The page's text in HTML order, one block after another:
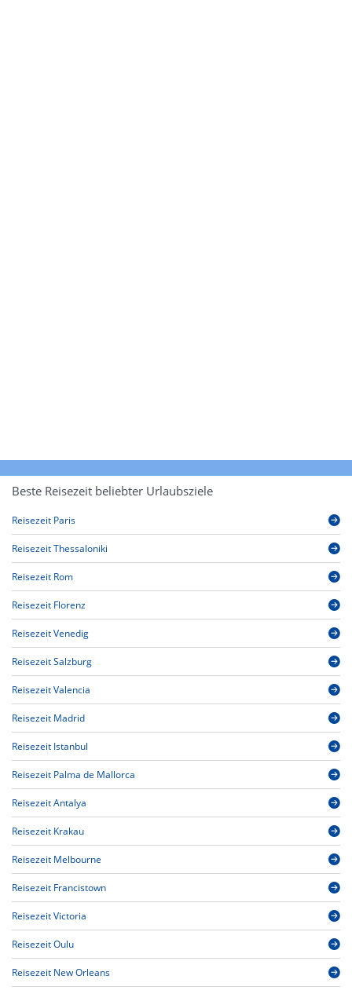
Beste Reisezeit beliebter Urlaubsziele
Reisezeit Paris
Reisezeit Thessaloniki
Reisezeit Rom
Reisezeit Florenz
Reisezeit Venedig
Reisezeit Salzburg
Reisezeit Valencia
Reisezeit Madrid
Reisezeit Istanbul
Reisezeit Palma de Mallorca
Reisezeit Antalya
Reisezeit Krakau
Reisezeit Melbourne
Reisezeit Francistown
Reisezeit Victoria
Reisezeit Oulu
Reisezeit New Orleans